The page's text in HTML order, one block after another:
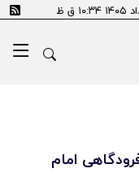
امام